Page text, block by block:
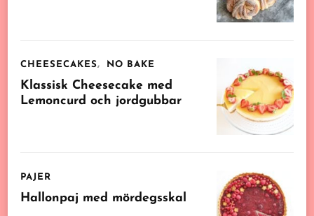
CHEESECAKES NO BAKE
Klassisk Cheesecake med
Lemoncurd och jordgubbar
PAJER
Hallonpaj med mördegsskal